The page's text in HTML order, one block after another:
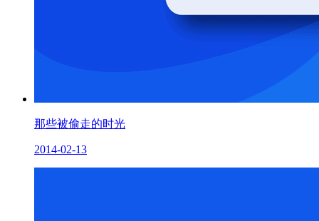
那些被偷走的时光
2014-02-13